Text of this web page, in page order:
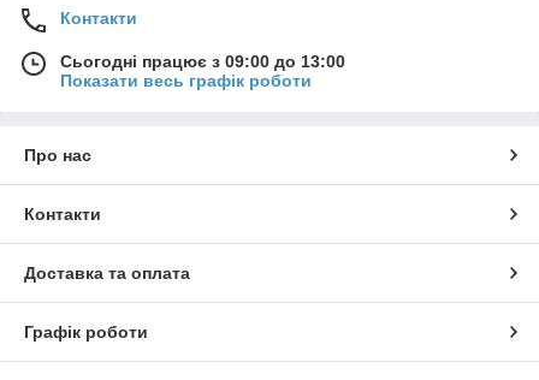
Контакти
Сьогодні працює з 09:00 до 13:00
Показати весь графік роботи
Про нас
Контакти
Доставка та оплата
Графік роботи